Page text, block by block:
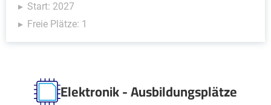
Start: 2027
Freie Plätze: 1
Elektronik - Ausbildungsplätze